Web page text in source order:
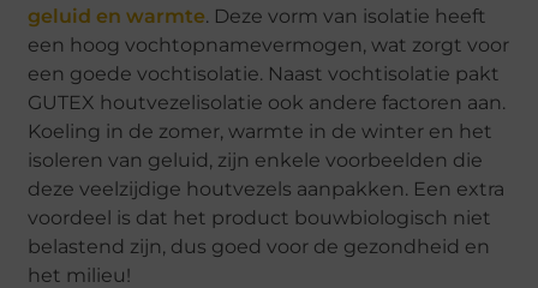
geluid en warmte. Deze vorm van isolatie heeft
een hoog vochtopnamevermogen, wat zorgt voor
een goede vochtisolatie. Naast vochtisolatie pakt
GUTEX houtvezelisolatie ook andere factoren aan.
Koeling in de zomer, warmte in de winter en het
isoleren van geluid, zijn enkele voorbeelden die
deze veelzijdige houtvezels aanpakken. Een extra
voordeel is dat het product bouwbiologisch niet
belastend zijn, dus goed voor de gezondheid en
het milieu!